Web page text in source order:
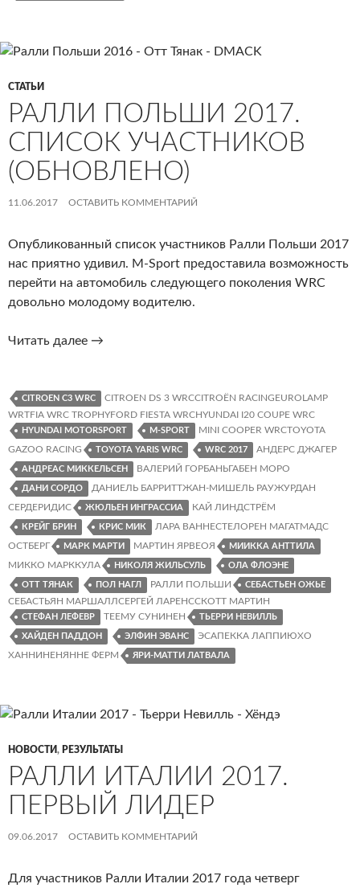
СТАТЬИ
РАЛЛИ ПОЛЬШИ 2017.
СПИСОК УЧАСТНИКОВ
(ОБНОВЛЕНО)
11.06.2017 ОСТАВИТЬ КОММЕНТАРИЙ
Опубликованный список участников Ралли Польши 2017
нас приятно удивил. M-Sport предоставила возможность
перейти на автомобиль следующего поколения WRC
довольно молодому водителю.
Читать далее Ралли
Список
участников
(обновлено)
→
CITROEN C3 WRC
CITROEN DS 3 WRCCITROËN RACINGEUROLAMP
WRTFIA WRC TROPHYFORD FIESTA WRCHYUNDAI I20 COUPE WRC
HYUNDAI MOTORSPORT M-SPORT
MINI COOPER WRCTOYOTA
GAZOO RACING
TOYOTA YARIS WRC WRC 2017 АНДЕРС ДЖАГЕР
АНДРЕАС МИККЕЛЬСЕН ВАЛЕРИЙ ГОРБАНЬГАБЕН МОРО
ДАНИ СОРДО
ДАНИЕЛЬ БАРРИТТЖАН-МИШЕЛЬ РАУЖУРДАН
СЕРДЕРИДИС
ЖЮЛЬЕН ИНГРАССИА КАЙ ЛИНДСТРЁМ
КРЕЙГ БРИН КРИС МИК
ЛАРА ВАННЕСТЕЛОРЕН МАГАТМАДС
ОСТБЕРГ
МАРК МАРТИ МАРТИН ЯРВЕОЯ МИИККА АНТТИЛА
МИККО МАРККУЛА НИКОЛЯ ЖИЛЬСУЛЬ ОЛА ФЛОЭНЕ
ОТТ ТЯНАК ПОЛ НАГЛ РАЛЛИ ПОЛЬШИ СЕБАСТЬЕН ОЖЬЕ
СЕБАСТЬЯН МАРШАЛЛСЕРГЕЙ ЛАРЕНССКОТТ МАРТИН
СТЕФАН ЛЕФЕВР ТЕЕМУ СУНИНЕН ТЬЕРРИ НЕВИЛЛЬ
ХАЙДЕН ПАДДОН ЭЛФИН ЭВАНС
ЭСАПЕККА ЛАППИЮХО
ХАННИНЕНЯННЕ ФЕРМ
ЯРИ-МАТТИ ЛАТВАЛА
НОВОСТИ, РЕЗУЛЬТАТЫ
РАЛЛИ ИТАЛИИ 2017.
ПЕРВЫЙ ЛИДЕР
09.06.2017 ОСТАВИТЬ КОММЕНТАРИЙ
Для участников Ралли Италии 2017 года четверг